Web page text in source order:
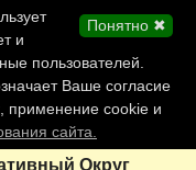
Округ
Понятно ✖
и
пользователей.
Ваше согласие
применение cookie и
сайта.